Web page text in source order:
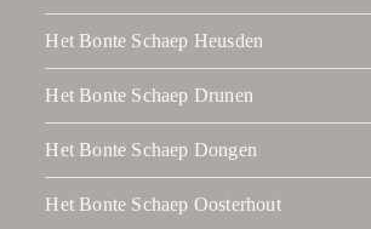
Het Bonte Schaep Heusden
Het Bonte Schaep Drunen
Het Bonte Schaep Dongen
Het Bonte Schaep Oosterhout